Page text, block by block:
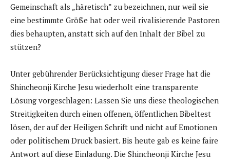
Gemeinschaft als „häretisch” zu bezeichnen, nur weil sie
eine bestimmte Größe hat oder weil rivalisierende Pastoren
dies behaupten, anstatt sich auf den Inhalt der Bibel zu
stützen?
Unter gebührender Berücksichtigung dieser Frage hat die
Shincheonji Kirche Jesu wiederholt eine transparente
Lösung vorgeschlagen: Lassen Sie uns diese theologischen
Streitigkeiten durch einen offenen, öffentlichen Bibeltest
lösen, der auf der Heiligen Schrift und nicht auf Emotionen
oder politischem Druck basiert. Bis heute gab es keine faire
Antwort auf diese Einladung. Die Shincheonji Kirche Jesu